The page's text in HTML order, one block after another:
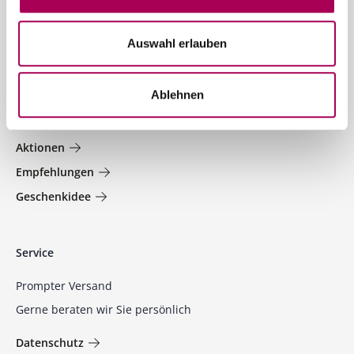
Auswahl erlauben
Ablehnen
Jetzt anmelden
Jetzt entdecken und profitieren!
Aktionen
Empfehlungen
Geschenkidee
Service
Prompter Versand
Gerne beraten wir Sie persönlich
Datenschutz